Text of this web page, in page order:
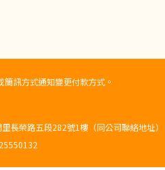
訊方式通知變更付款方式。
榮路五段282號1樓（同公司聯絡地址）